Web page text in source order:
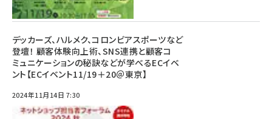
デッカーズ、ハルメク、コロンビアスポーツなど
登壇！ 顧客体験向上術、SNS連携と顧客コ
ミュニケーションの秘訣などが学べるECイベ
ント【ECイベント11/19＋20＠東京】
2024年11月14日 7:30